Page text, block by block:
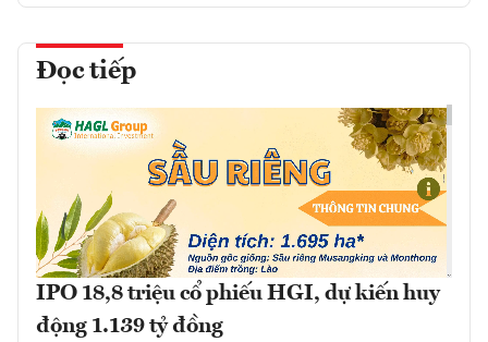
Đọc tiếp
IPO 18,8 triệu cổ phiếu HGI, dự kiến huy
động 1.139 tỷ đồng